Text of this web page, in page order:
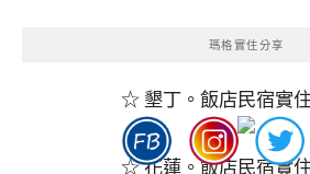
瑪格實住分享
☆ 墾丁。飯店民宿實
☆ 花蓮。飯店民宿實